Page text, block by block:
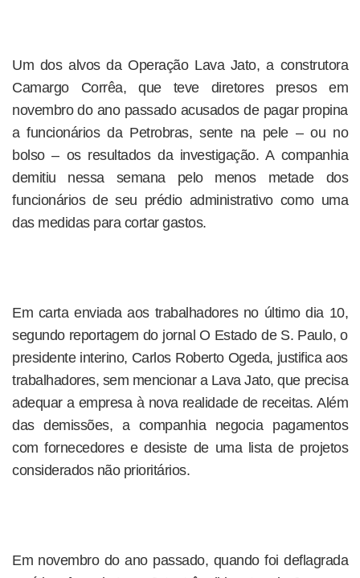
Um dos alvos da Operação Lava Jato, a construtora
Camargo Corrêa, que teve diretores presos em
novembro do ano passado acusados de pagar propina
a funcionários da Petrobras, sente na pele – ou no
bolso – os resultados da investigação. A companhia
demitiu nessa semana pelo menos metade dos
funcionários de seu prédio administrativo como uma
das medidas para cortar gastos.
Em carta enviada aos trabalhadores no último dia 10,
segundo reportagem do jornal O Estado de S. Paulo, o
presidente interino, Carlos Roberto Ogeda, justifica aos
trabalhadores, sem mencionar a Lava Jato, que precisa
adequar a empresa à nova realidade de receitas. Além
das demissões, a companhia negocia pagamentos
com fornecedores e desiste de uma lista de projetos
considerados não prioritários.
Em novembro do ano passado, quando foi deflagrada